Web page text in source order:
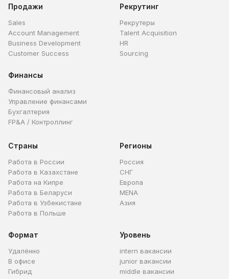
Продажи
Sales
Account Management
Business Development
Customer Success
Рекрутинг
Рекрутеры
Talent Acquisition
HR
Sourcing
Финансы
Финансовый анализ
Управление финансами
Бухгалтерия
FP&A / Контроллинг
Страны
Работа в России
Работа в Казахстане
Работа на Кипре
Работа в Беларуси
Работа в Узбекистане
Работа в Польше
Регионы
Россия
СНГ
Европа
MENA
Азия
Формат
Удалённо
В офисе
Гибрид
Уровень
intern вакансии
junior вакансии
middle вакансии